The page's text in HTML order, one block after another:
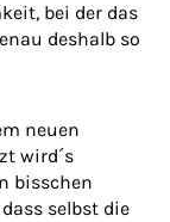
bei der das
deshalb so
neuen
wird´s
bisschen
selbst die